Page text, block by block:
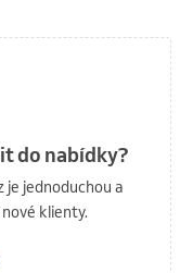
do nabídky?
je jednoduchou a
klienty.